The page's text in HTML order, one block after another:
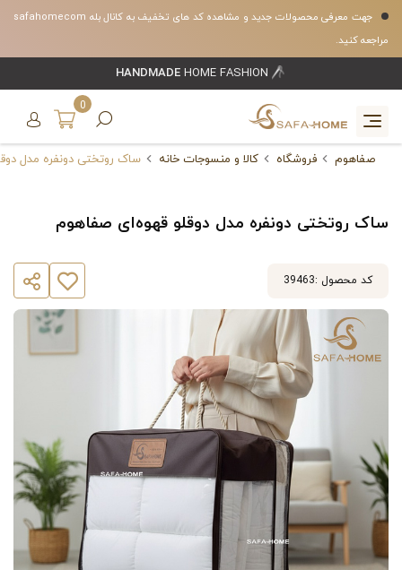
جهت معرفی محصولات جدید و مشاهده کد های تخفیف به کانال بله safahomecom
مراجعه کنید.
HANDMADE HOME FASHION
0
صفاهوم فروشگاه کالا و منسوجات خانه ساک روتختی دونفره مدل
ساک روتختی دونفره مدل دوقلو قهوه‌ای صفاهوم
کد محصول :39463